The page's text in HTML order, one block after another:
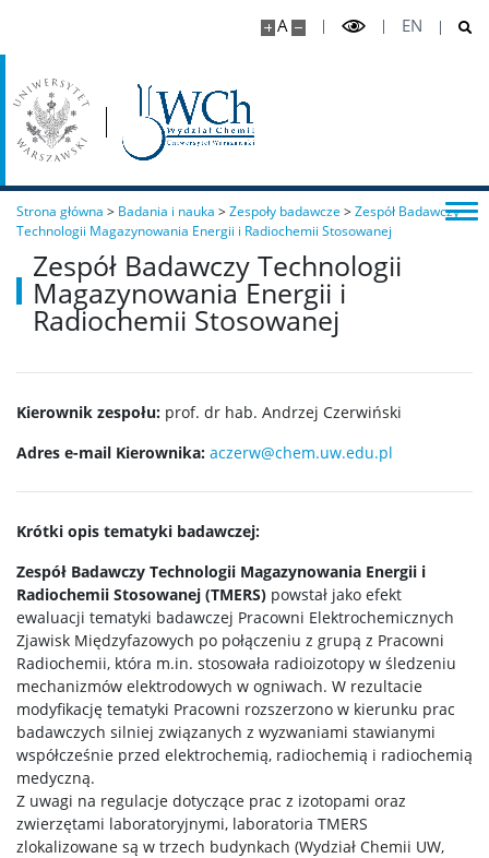
A EN
Sprawy socjalne/Stypendia
Samorząd Studencki
Praktyki Studenckie
Program ERASMUS+
Koła naukowe
Oprogramowanie
Doktoranci
Szkoła Doktorska Nauk Ścisłych i Przyrodniczych
Archiwum
Studia doktoranckie
Strona główna > Badania i nauka >Zespoły badawcze >Zespół Badawczy
Technologii Magazynowania Energii i Radiochemii Stosowanej
Zespół Badawczy Technologii
Magazynowania Energii i
Radiochemii Stosowanej
Kierownik zespołu: prof. dr hab. Andrzej Czerwiński
Adres e-mail Kierownika: aczerw@chem.uw.edu.pl
Krótki opis tematyki badawczej:
Zespół Badawczy Technologii Magazynowania Energii i
Radiochemii Stosowanej (TMERS) powstał jako efekt
ewaluacji tematyki badawczej Pracowni Elektrochemicznych
Zjawisk Międzyfazowych po połączeniu z grupą z Pracowni
Radiochemii, która m.in. stosowała radioizotopy w śledzeniu
mechanizmów elektrodowych w ogniwach. W rezultacie
modyfikację tematyki Pracowni rozszerzono w kierunku prac
badawczych silniej związanych z wyzwaniami stawianymi
współcześnie przed elektrochemią, radiochemią i radiochemią
medyczną.
Z uwagi na regulacje dotyczące prac z izotopami oraz
zwierzętami laboratoryjnymi, laboratoria TMERS
zlokalizowane są w trzech budynkach (Wydział Chemii UW,